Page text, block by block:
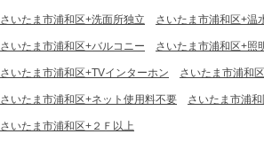
さいたま市浦和区+洗面所独立 さいたま市浦和区+温
さいたま市浦和区+バルコニー さいたま市浦和区+照
さいたま市浦和区+TVインターホン さいたま市浦和
さいたま市浦和区+ネット使用料不要 さいたま市浦
さいたま市浦和区+２Ｆ以上